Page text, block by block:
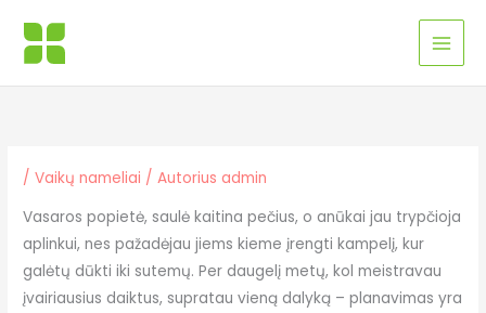
prie
turinio
/Vaikų nameliai / Autorius admin
Vasaros popietė, saulė kaitina pečius, o anūkai jau trypčioja
aplinkui, nes pažadėjau jiems kieme įrengti kampelį, kur
galėtų dūkti iki sutemų. Per daugelį metų, kol meistravau
įvairiausius daiktus, supratau vieną dalyką – planavimas yra